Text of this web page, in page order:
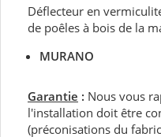
Déflecteur en
de poêles à bois de la
MURANO
Garantie : Nous vous
l'installation doit être
(préconisations du